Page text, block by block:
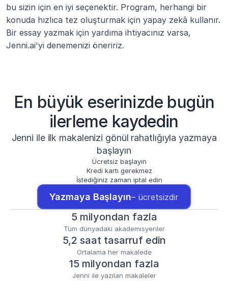
bu sizin için en iyi seçenektir. Program, herhangi bir
konuda hızlıca tez oluşturmak için yapay zekâ kullanır.
Bir essay yazmak için yardıma ihtiyacınız varsa,
Jenni.ai'yi denemenizi öneririz.
En büyük eserinizde bugün
ilerleme kaydedin
Jenni ile ilk makalenizi gönül rahatlığıyla yazmaya
başlayın
Ücretsiz başlayın
Kredi kartı gerekmez
İstediğiniz zaman iptal edin
Yazmaya Başlayın– ücretsizdir
5 milyondan fazla
Tüm dünyadaki akademisyenler
5,2 saat tasarruf edin
Ortalama her makalede
15 milyondan fazla
Jenni ile yazılan makaleler